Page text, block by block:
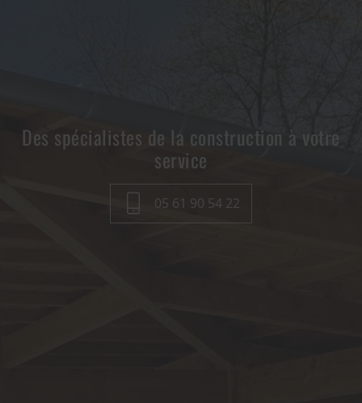
Des spécialistes de la construction à votre
service
05 61 90 54 22